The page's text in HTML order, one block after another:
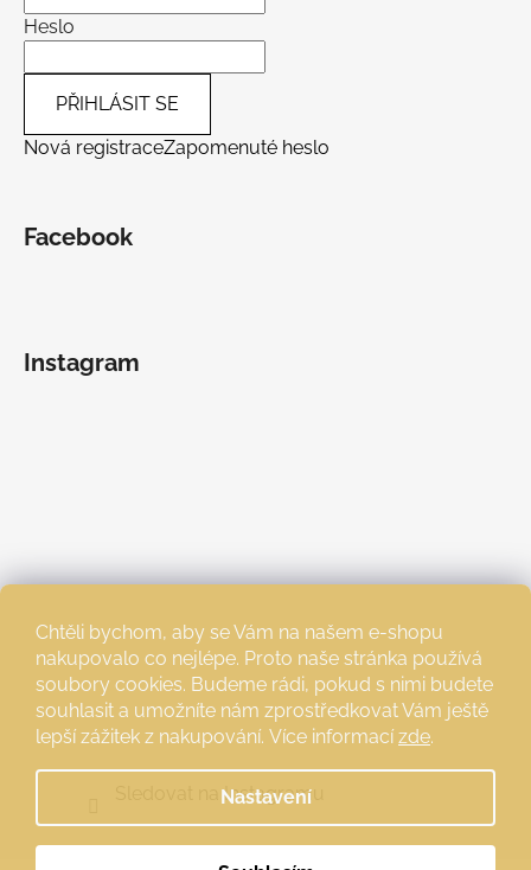
Chtěli bychom, aby se Vám na našem e-shopu
nakupovalo co nejlépe. Proto naše stránka používá
soubory cookies. Budeme rádi, pokud s nimi budete
souhlasit a umožníte nám zprostředkovat Vám ještě
lepší zážitek z nakupování. Více informací zde.
Nastavení
Heslo
PŘIHLÁSIT SE
Nová registraceZapomenuté heslo
Facebook
Instagram
Sledovat na Instagramu